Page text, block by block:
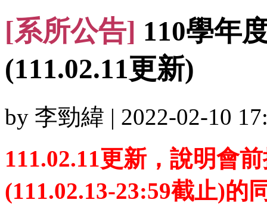
[系所公告] 110學年
(111.02.11更新)
by 李勁緯 | 2022-02-10
111.02.11更新，說明會
(111.02.13-23:59截止)的